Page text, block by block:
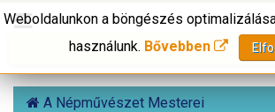
A Népművészet Mesterei
Weboldalunkon a böngészés
használunk. Bővebben